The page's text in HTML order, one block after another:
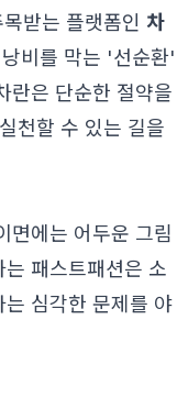
받는 플랫폼인 차
비를 막는 '선순환'
란은 단순한 절약을
천할 수 있는 길을
면에는 어두운 그림
패스트패션은 소
심각한 문제를 야